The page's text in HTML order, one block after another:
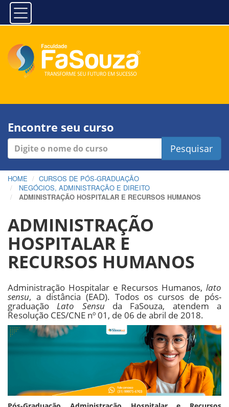
Encontre seu curso
Pesquisar
HOME
CURSOS DE PÓS-GRADUAÇÃO
NEGÓCIOS, ADMINISTRAÇÃO E DIREITO
ADMINISTRAÇÃO HOSPITALAR E RECURSOS HUMANOS
ADMINISTRAÇÃO
HOSPITALAR E
RECURSOS HUMANOS
Administração Hospitalar e Recursos Humanos, lato
sensu, a distância (EAD). Todos os cursos de pós-
graduaçãoLato Sensuda FaSouza, atendem a
Resolução CES/CNE nº 01, de 06 de abril de 2018.